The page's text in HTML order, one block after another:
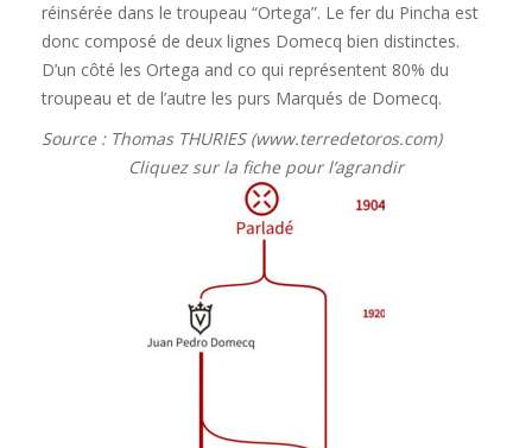
réinsérée dans le troupeau “Ortega”. Le fer du Pincha est
donc composé de deux lignes Domecq bien distinctes.
D’un côté les Ortega and co qui représentent 80% du
troupeau et de l’autre les purs Marqués de Domecq.
Source : Thomas THURIES (www.terredetoros.com)
Cliquez sur la fiche pour l’agrandir